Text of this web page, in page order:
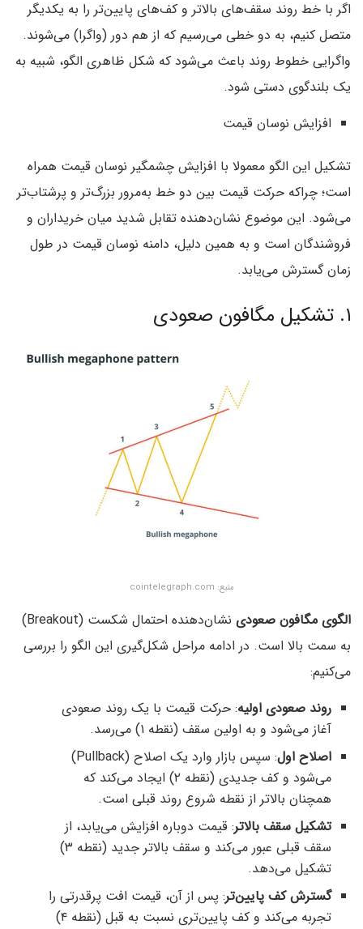
اگر با خط روند سقف‌های بالاتر و کف‌های پایین‌تر را به یکدیگر
متصل کنیم، به دو خطی می‌رسیم که از هم دور (واگرا) می‌شوند.
واگرایی خطوط روند باعث می‌شود که شکل ظاهری الگو، شبیه به
یک بلندگوی دستی شود.
افزایش نوسان قیمت
تشکیل این الگو معمولا با افزایش چشمگیر نوسان قیمت همراه
است؛ چراکه حرکت قیمت بین دو خط به‌مرور بزرگ‌تر و پرشتاب‌تر
می‌شود. این موضوع نشان‌دهنده تقابل شدید میان خریداران و
فروشندگان است و به همین دلیل، دامنه نوسان قیمت در طول
زمان گسترش می‌یابد.
۱. تشکیل مگافون صعودی
منبع: cointelegraph.com
الگوی مگافون صعودی
نشان‌دهنده احتمال شکست (Breakout)
به سمت بالا است. در ادامه مراحل شکل‌گیری این الگو را بررسی
می‌کنیم:
روند صعودی اولیه: حرکت قیمت با یک روند صعودی
آغاز می‌شود و به اولین سقف (نقطه ۱) می‌رسد.
اصلاح اول
: سپس بازار وارد یک اصلاح (Pullback)
می‌شود و کف جدیدی (نقطه ۲) ایجاد می‌کند که
همچنان بالاتر از نقطه شروع روند قبلی است.
تشکیل سقف بالاتر: قیمت دوباره افزایش می‌یابد، از
سقف قبلی عبور می‌کند و سقف بالاتر جدید (نقطه ۳)
تشکیل می‌دهد.
گسترش کف پایین‌تر: پس از آن، قیمت افت پرقدرتی را
تجربه می‌کند و کف پایین‌تری نسبت به قبل (نقطه ۴)